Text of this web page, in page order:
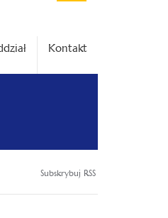
Kontakt
Subskrybuj RSS